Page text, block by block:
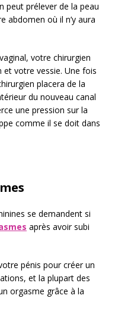
peut prélever de la peau
abdomen où il n’y aura
votre chirurgien
votre vessie. Une fois
placera de la
du nouveau canal
une pression sur la
comme il se doit dans
se demandent si
après avoir subi
pénis pour créer un
et la plupart des
orgasme grâce à la